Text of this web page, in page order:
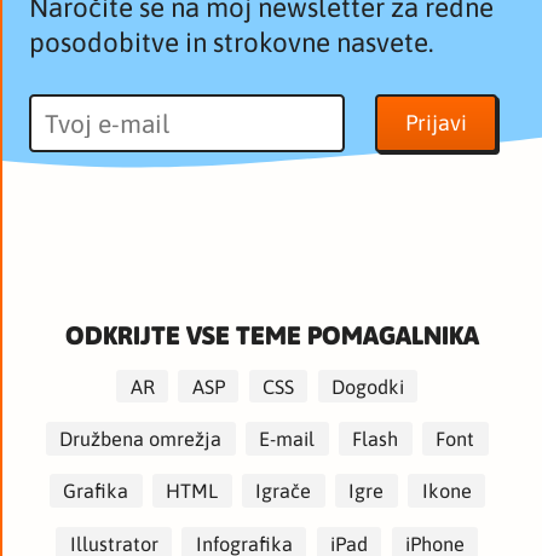
Naročite se na moj newsletter za redne
posodobitve in strokovne nasvete.
ODKRIJTE VSE TEME POMAGALNIKA
AR ASP CSS Dogodki
Družbena omrežja E-mail Flash Font
Grafika HTML Igrače Igre Ikone
Illustrator Infografika iPad iPhone